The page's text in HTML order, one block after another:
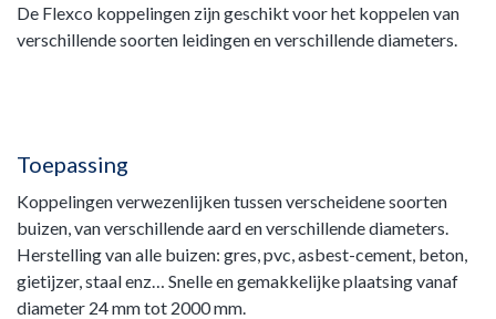
De Flexco koppelingen zijn geschikt voor het koppelen van
verschillende soorten leidingen en verschillende diameters.
Toepassing
Koppelingen verwezenlijken tussen verscheidene soorten
buizen, van verschillende aard en verschillende diameters.
Herstelling van alle buizen: gres, pvc, asbest-cement, beton,
gietijzer, staal enz… Snelle en gemakkelijke plaatsing vanaf
diameter 24 mm tot 2000 mm.